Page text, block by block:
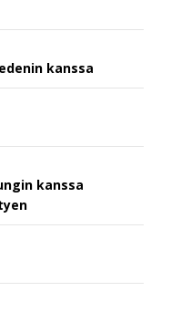
kanssa
kanssa